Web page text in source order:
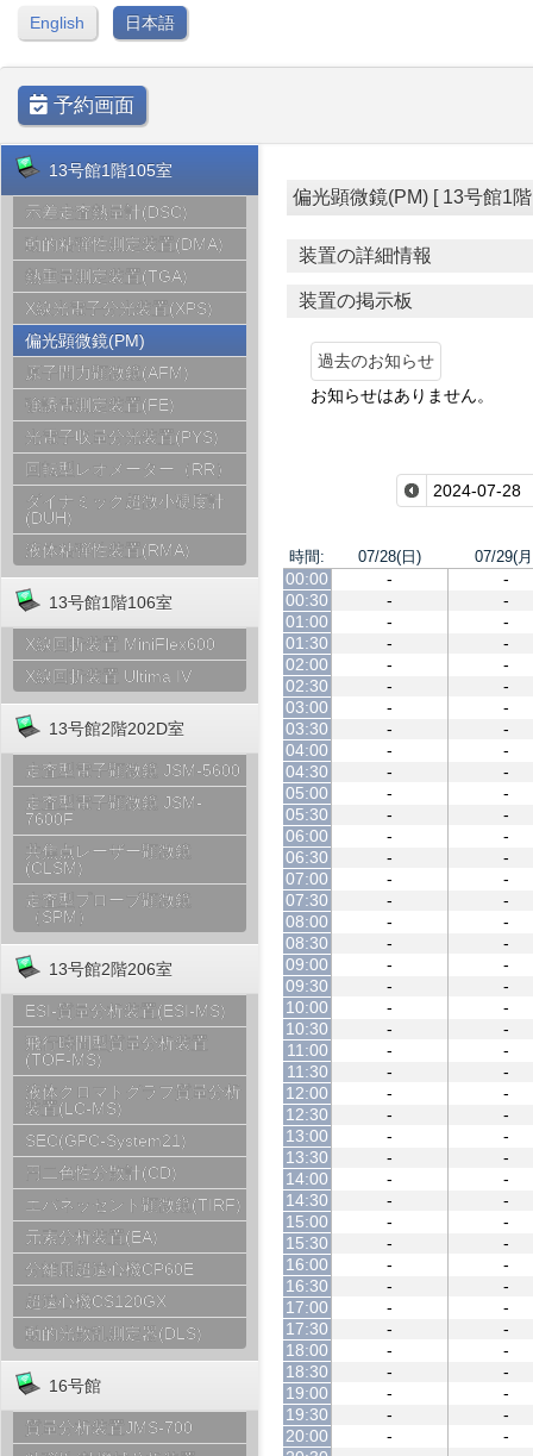
English 日本語
予約画面
13号館1階105室
示差走査熱量計(DSC)
動的粘弾性測定装置(DMA)
熱重量測定装置(TGA)
X線光電子分光装置(XPS)
偏光顕微鏡(PM)
原子間力顕微鏡(AFM)
強誘電測定装置(FE)
光電子収量分光装置(PYS)
回転型レオメーター（RR）
ダイナミック超微小硬度計
(DUH)
液体粘弾性装置(RMA)
13号館1階106室
X線回折装置 MiniFlex600
X線回折装置 Ultima IV
13号館2階202D室
走査型電子顕微鏡 JSM-5600
走査型電子顕微鏡 JSM-
7600F
共焦点レーザー顕微鏡
(CLSM)
走査型プローブ顕微鏡
（SPM）
13号館2階206室
ESI-質量分析装置(ESI-MS)
飛行時間型質量分析装置
(TOF-MS)
液体クロマトグラフ質量分析
装置(LC-MS)
SEC(GPC-System21)
円二色性分散計(CD)
エバネッセント顕微鏡(TIRF)
元素分析装置(EA)
分離用超遠心機CP60E
超遠心機CS120GX
動的光散乱測定器(DLS)
16号館
質量分析装置JMS-700
偏光顕微鏡(PM) [ 13号館1
装置の詳細情報
装置の掲示板
過去のお知らせ
お知らせはありません。
時間: 07/28(日) 07/29(
00:00 -
-
00:30
-
-
01:00
-
-
01:30
-
-
02:00
-
-
02:30
-
-
03:00
-
-
03:30
-
-
04:00
-
-
04:30
-
-
05:00
-
-
05:30
-
-
06:00
-
-
06:30
-
-
07:00
-
-
07:30
-
-
08:00
-
-
08:30
-
-
09:00
-
-
09:30
-
-
10:00
-
-
10:30
-
-
11:00
-
-
11:30
-
-
12:00
-
-
12:30
-
-
13:00
-
-
13:30
-
-
14:00
-
-
14:30
-
-
15:00
-
-
15:30
-
-
16:00
-
-
16:30
-
-
17:00
-
-
17:30
-
-
18:00
-
-
18:30
-
-
19:00
-
-
19:30
-
-
20:00
-
-